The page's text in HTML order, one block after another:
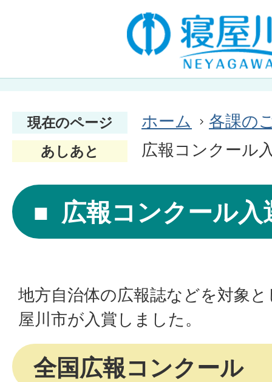
現在のページ ホーム 各課の
あしあと 広報コンクール
広報コンクール入
地方自治体の広報誌などを対象
屋川市が入賞しました。
全国広報コンクール